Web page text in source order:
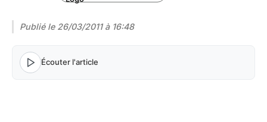
Publié le 26/03/2011 à 16:48
Écouter l'article